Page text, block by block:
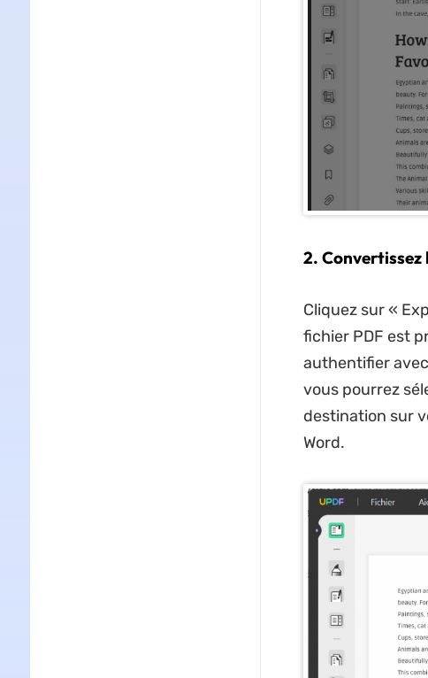
2. Convertissez
Cliquez sur «
fichier PDF est
authentifier
vous pourrez
destination sur
Word.